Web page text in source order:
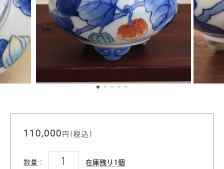
110,000 円(税込)
数量： 在庫残り1個